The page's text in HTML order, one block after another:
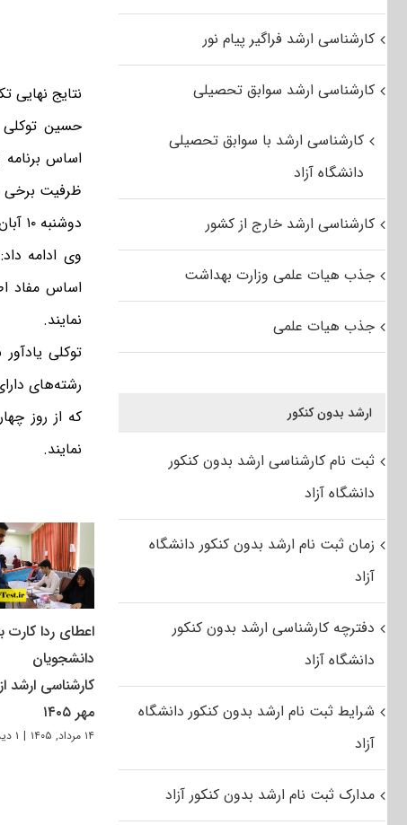
نتایج نهایی
حسین توکلی
اساس
دوشنبه ۱۰ آبان ماه بر روی سایت سازمان سنجش قرار می‌گیرد.
وی ادامه
اساس مفاد
نمایند.
توکلی
رشته‌های
نمایند.
اعطای ردا کارت
دانشجویان
کارشناسی ارشد از
مهر ۱۴۰۵
۱۴ مرداد, ۱۴۰۵ | ۱ دیدگاه
کارشناسی ارشد فراگیر پیام نور
کارشناسی ارشد سوابق تحصیلی
کارشناسی ارشد با سوابق تحصیلی
دانشگاه آزاد
کارشناسی ارشد خارج از کشور
جذب هیات علمی وزارت بهداشت
جذب هیات علمی
ارشد بدون کنکور
ثبت نام کارشناسی ارشد بدون کنکور
دانشگاه آزاد
زمان ثبت نام ارشد بدون کنکور دانشگاه
آزاد
دفترچه کارشناسی ارشد بدون کنکور
دانشگاه آزاد
شرایط ثبت نام ارشد بدون کنکور دانشگاه
آزاد
مدارک ثبت نام ارشد بدون کنکور آزاد